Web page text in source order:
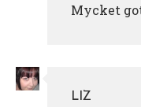
Mycket
LIZ